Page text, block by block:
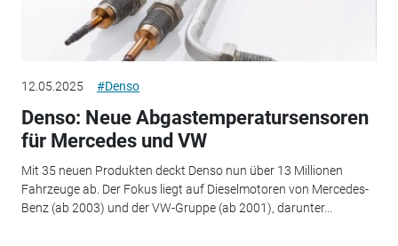
12.05.2025 #Denso
Denso: Neue Abgastemperatursensoren
für Mercedes und VW
Mit 35 neuen Produkten deckt Denso nun über 13 Millionen
Fahrzeuge ab. Der Fokus liegt auf Dieselmotoren von Mercedes-
Benz (ab 2003) und der VW-Gruppe (ab 2001), darunter...